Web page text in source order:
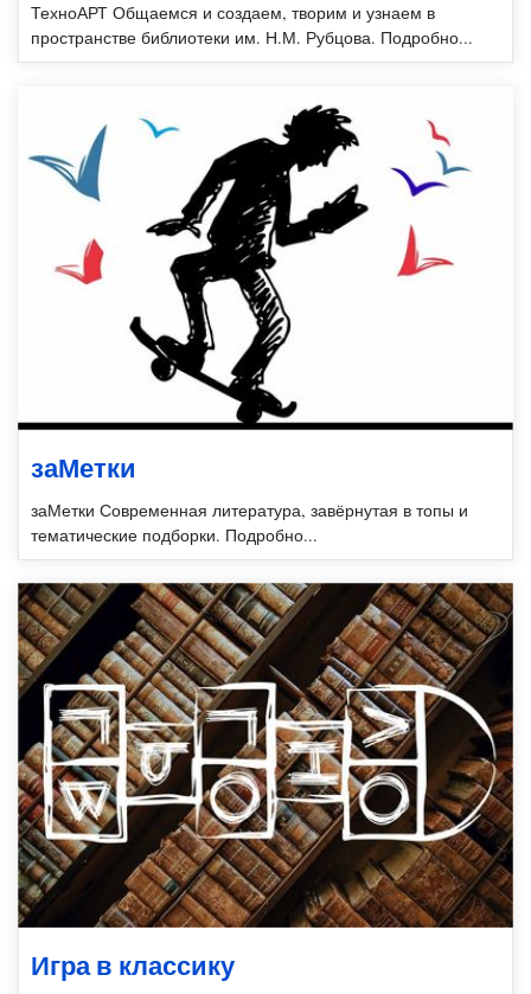
ТехноАРТ Общаемся и создаем, творим и узнаем в
пространстве библиотеки им. Н.М. Рубцова. Подробно...
заМетки
заМетки Современная литература, завёрнутая в топы и
тематические подборки. Подробно...
Игра в классику